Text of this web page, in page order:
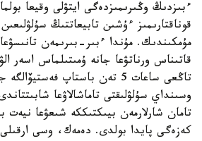
ءبىزدىڭ وڭىرىمىزدەگى ايتۋلى وقيعا
قوناقتارىمىز ءۇشىن تابيعاتتىڭ سۇلۋلىعىن
مۇمكىندىك. مۇندا ءبىر-بىرىمەن
قاتىناس ورناتۋعا جانە ۇمىتىلماس اسەر
تاڭعى ساعات 5 تەن باستاپ
تامان شارلارمەن بيىكتىككە شىعۋعا نيەت
كەزەگى پايدا بولدى. دەمەك، وسى